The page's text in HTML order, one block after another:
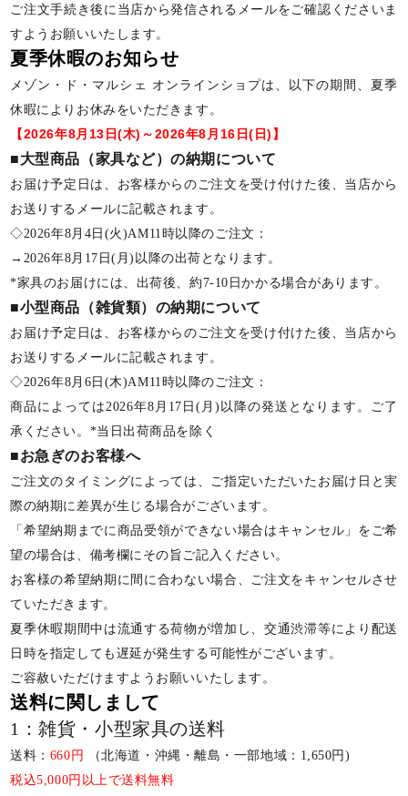
ご注文手続き後に当店から発信されるメールをご確認くださいま
すようお願いいたします。
夏季休暇のお知らせ
メゾン・ド・マルシェ オンラインショプは、以下の期間、夏季
休暇によりお休みをいただきます。
【2026年8月13日(木)～2026年8月16日(日)】
■大型商品（家具など）の納期について
お届け予定日は、お客様からのご注文を受け付けた後、当店から
お送りするメールに記載されます。
◇2026年8月4日(火)AM11時以降のご注文：
→2026年8月17日(月)以降の出荷となります。
*家具のお届けには、出荷後、約7-10日かかる場合があります。
■小型商品（雑貨類）の納期について
お届け予定日は、お客様からのご注文を受け付けた後、当店から
お送りするメールに記載されます。
◇2026年8月6日(木)AM11時以降のご注文：
商品によっては2026年8月17日(月)以降の発送となります。ご了
承ください。*当日出荷商品を除く
■お急ぎのお客様へ
ご注文のタイミングによっては、ご指定いただいたお届け日と実
際の納期に差異が生じる場合がございます。
「希望納期までに商品受領ができない場合はキャンセル」をご希
望の場合は、備考欄にその旨ご記入ください。
お客様の希望納期に間に合わない場合、ご注文をキャンセルさせ
ていただきます。
夏季休暇期間中は流通する荷物が増加し、交通渋滞等により配送
日時を指定しても遅延が発生する可能性がございます。
ご容赦いただけますようお願いいたします。
送料に関しまして
1：雑貨・小型家具の送料
送料： 660円
（北海道・沖縄・離島・一部地域：1,650円)
税込5,000円以上で送料無料